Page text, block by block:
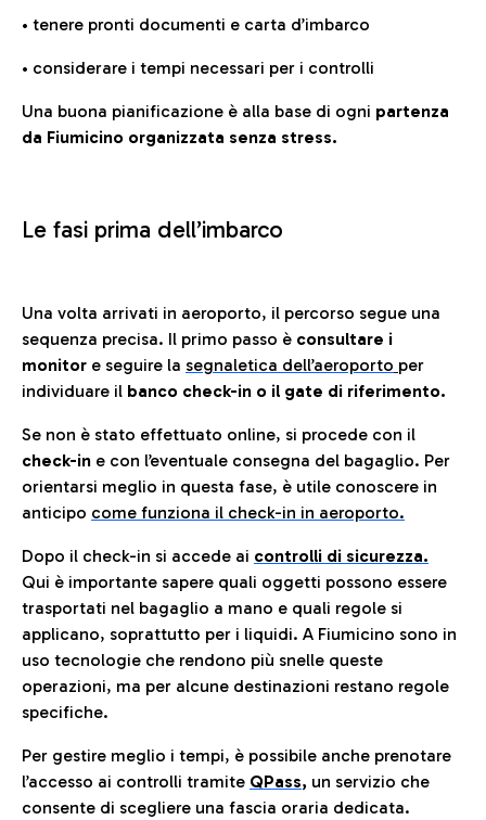
• tenere pronti documenti e carta d’imbarco
• considerare i tempi necessari per i controlli
Una buona pianificazione è alla base di ogni partenza
da Fiumicino organizzata senza stress.
Le fasi prima dell’imbarco
Una volta arrivati in aeroporto, il percorso segue una
sequenza precisa. Il primo passo è consultare i
monitor e seguire la segnaletica dell’aeroporto per
individuare il banco check-in o il gate di riferimento.
Se non è stato effettuato online, si procede con il
check-in e con l’eventuale consegna del bagaglio. Per
orientarsi meglio in questa fase, è utile conoscere in
anticipo come funziona il check-in in aeroporto.
Dopo il check-in si accede ai controlli di sicurezza.
Qui è importante sapere quali oggetti possono essere
trasportati nel bagaglio a mano e quali regole si
applicano, soprattutto per i liquidi. A Fiumicino sono in
uso tecnologie che rendono più snelle queste
operazioni, ma per alcune destinazioni restano regole
specifiche.
Per gestire meglio i tempi, è possibile anche prenotare
l’accesso ai controlli tramite QPass, un servizio che
consente di scegliere una fascia oraria dedicata.